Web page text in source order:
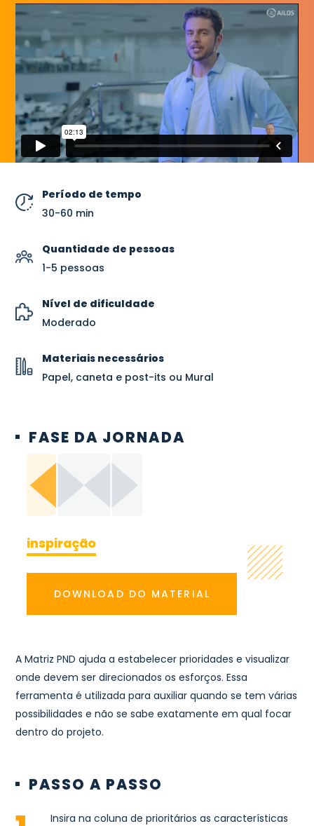
Período de tempo
30-60 min
Quantidade de pessoas
1-5 pessoas
Nível de dificuldade
Moderado
Materiais necessários
Papel, caneta e post-its ou Mural
FASE DA JORNADA
inspiração
DOWNLOAD DO MATERIAL
A Matriz PND ajuda a estabelecer prioridades e visualizar
onde devem ser direcionados os esforços. Essa
ferramenta é utilizada para auxiliar quando se tem várias
possibilidades e não se sabe exatamente em qual focar
dentro do projeto.
PASSO A PASSO
Insira na coluna de prioritários as características